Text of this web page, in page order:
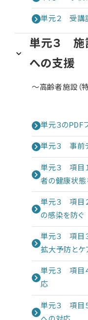
単元２ 受講
単元３ 施
への支援
～高齢者施設（
単元３のPDF
単元３ 事前
単元３ 項目
者の健康状態
単元３ 項目
の感染を防ぐ
単元３ 項目
拡大予防とケ
単元３ 項目
応
単元３ 項目